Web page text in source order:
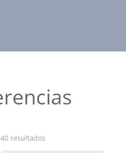
resultadosOrdenado